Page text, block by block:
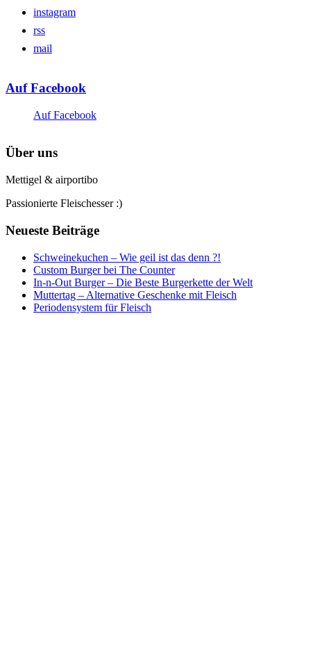
instagram
rss
mail
Auf Facebook
Auf Facebook
Über uns
Mettigel & airportibo
Passionierte Fleischesser :)
Neueste Beiträge
Schweinekuchen – Wie geil ist das denn ?!
Custom Burger bei The Counter
In-n-Out Burger – Die Beste Burgerkette der Welt
Muttertag – Alternative Geschenke mit Fleisch
Periodensystem für Fleisch